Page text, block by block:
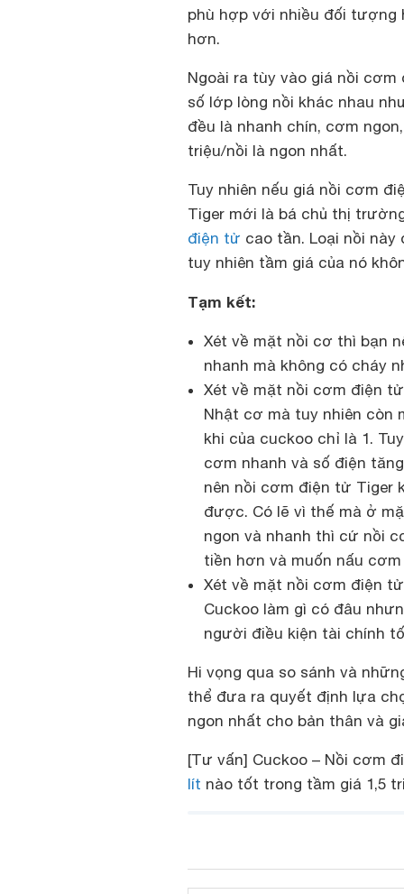
phù hợp với nhiều đối tượng
hơn.
Ngoài ra tùy vào giá nồi
số lớp lòng nồi khác nhau
đều là nhanh chín, cơm
triệu/nồi là ngon nhất.
Tuy nhiên nếu giá nồi cơm
Tiger mới là bá chủ thị
điện tử cao tần. Loại nồi
tuy nhiên tầm giá của nó
Tạm kết:
Xét về mặt nồi cơ thì bạn
nhanh mà không có cháy
Xét về mặt nồi cơm điện
Nhật cơ mà tuy nhiên còn
khi của cuckoo chỉ là 1.
cơm nhanh và số điện
nên nồi cơm điện tử Tiger
được. Có lẽ vì thế mà ở
ngon và nhanh thì cứ nồi
tiền hơn và muốn nấu
Xét về mặt nồi cơm điện
Cuckoo làm gì có đâu
người điều kiện tài chính
Hi vọng qua so sánh và
thể đưa ra quyết định lựa
ngon nhất cho bản thân và
[Tư vấn] Cuckoo – Nồi cơm
lít nào tốt trong tầm giá 1,5